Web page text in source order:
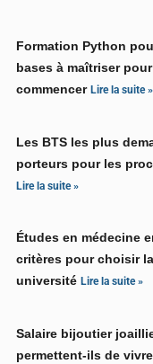
Formation Python
bases à maîtriser
commencerLire la suite »
Les BTS les plus
porteurs pour les
Lire la suite »
Études en médecine
critères pour choisir
universitéLire la suite »
Salaire bijoutier
permettent-ils de